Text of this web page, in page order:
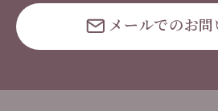
メールでのお